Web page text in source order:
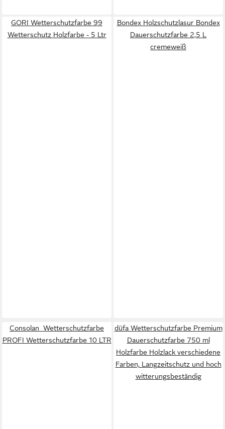
GORI Wetterschutzfarbe 99
Wetterschutz Holzfarbe - 5 Ltr
Bondex Holzschutzlasur Bondex
Dauerschutzfarbe 2,5 L
cremeweiß
Consolan Wetterschutzfarbe
PROFI Wetterschutzfarbe 10 LTR
düfa Wetterschutzfarbe Premium
Dauerschutzfarbe 750 ml
Holzfarbe Holzlack verschiedene
Farben, Langzeitschutz und hoch
witterungsbeständig